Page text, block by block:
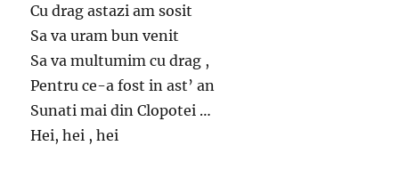
Cu drag astazi am sosit
Sa va uram bun venit
Sa va multumim cu drag ,
Pentru ce-a fost in ast’ an
Sunati mai din Clopotei …
Hei, hei , hei